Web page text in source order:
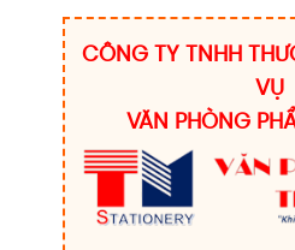
CÔNG TY TNHH
VỤ
VĂN PHÒNG